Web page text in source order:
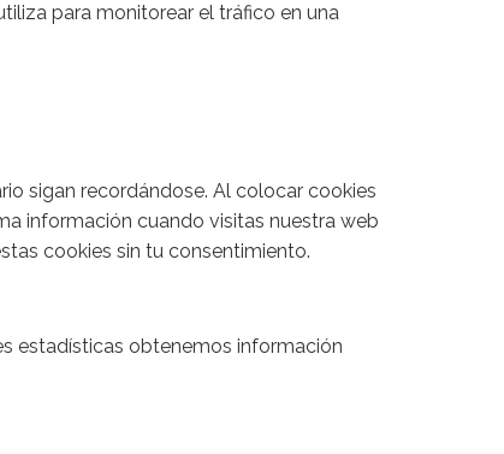
para monitorear el tráfico en una
sigan recordándose. Al colocar cookies
información cuando visitas nuestra web
cookies sin tu consentimiento.
estadísticas obtenemos información